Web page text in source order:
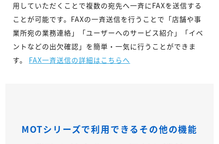
用していただくことで複数の宛先へ一斉にFAXを送信する
ことが可能です。FAXの一斉送信を行うことで「店舗や事
業所宛の業務連絡」「ユーザーへのサービス紹介」「イベ
ントなどの出欠確認」を簡単・一気に行うことができま
す。 FAX一斉送信の詳細はこちらへ
MOTシリーズで利用できるその他の機能